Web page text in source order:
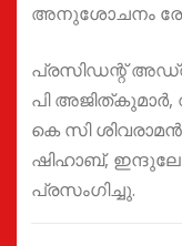
അനുശോചനം
പ്രസിഡന്റ് അഡ്വ
പി അജിത്കുമാർ,
കെ സി
ഷിഹാബ്,
പ്രസംഗിച്ചു.